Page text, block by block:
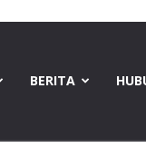
BERITA